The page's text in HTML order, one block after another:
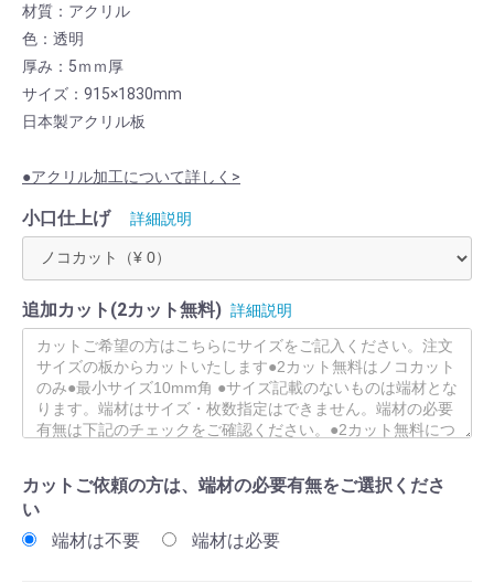
材質：アクリル
色：透明
厚み：5ｍｍ厚
サイズ：915×1830mm
日本製アクリル板
●アクリル加工について詳しく>
小口仕上げ 詳細説明
追加カット(2カット無料) 詳細説明
カットご依頼の方は、端材の必要有無をご選択くださ
い
端材は不要
端材は必要